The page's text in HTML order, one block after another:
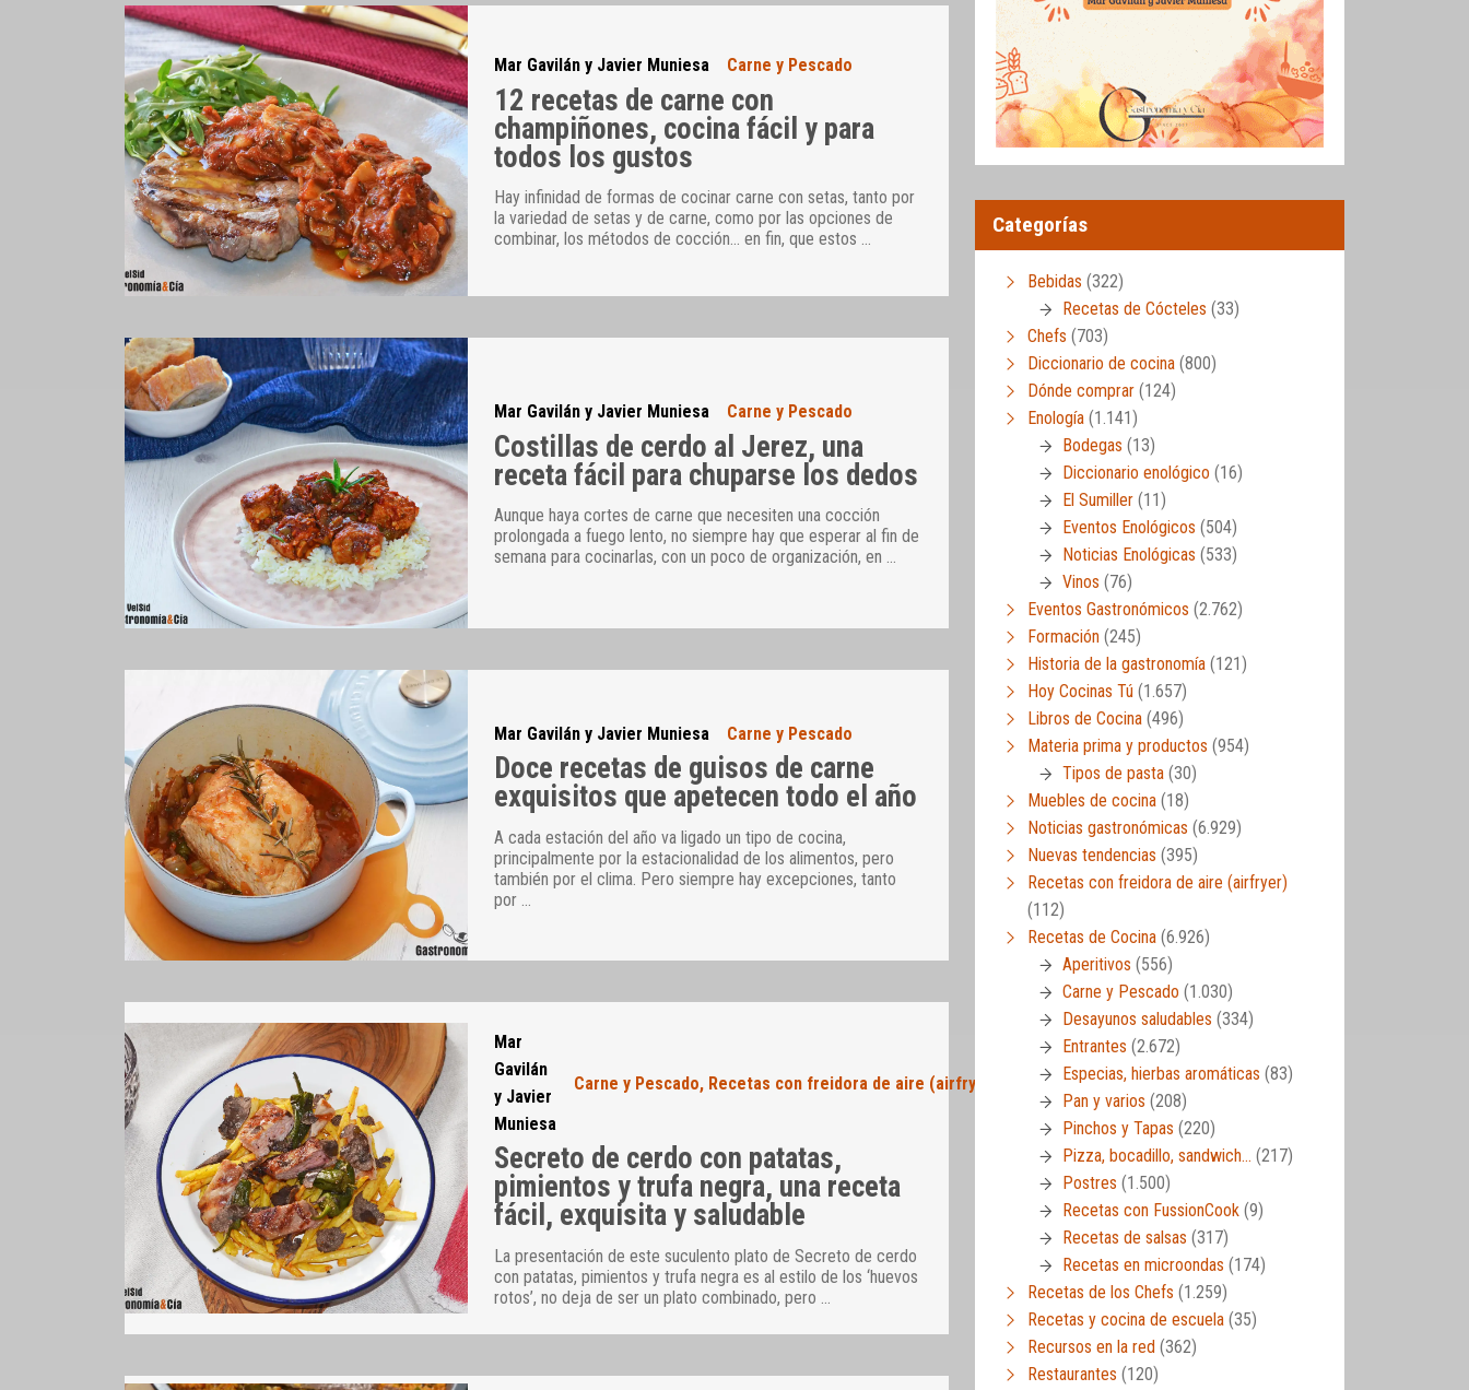
Mar Gavilán y Javier Muniesa Carne y Pescado
12 recetas de carne con
champiñones, cocina fácil y para
todos los gustos
Hay infinidad de formas de cocinar carne con setas, tanto por
la variedad de setas y de carne, como por las opciones de
combinar, los métodos de cocción… en fin, que estos …
Mar Gavilán y Javier Muniesa Carne y Pescado
Costillas de cerdo al Jerez, una
receta fácil para chuparse los dedos
Aunque haya cortes de carne que necesiten una cocción
prolongada a fuego lento, no siempre hay que esperar al fin de
semana para cocinarlas, con un poco de organización, en …
Mar Gavilán y Javier Muniesa Carne y Pescado
Doce recetas de guisos de carne
exquisitos que apetecen todo el año
A cada estación del año va ligado un tipo de cocina,
principalmente por la estacionalidad de los alimentos, pero
también por el clima. Pero siempre hay excepciones, tanto
por
Mar
Gavilán
y Javier
Muniesa
Carne y Pescado, Recetas con freidora de aire (airfryer)
Secreto de cerdo con patatas,
pimientos y trufa negra, una receta
fácil, exquisita y saludable
La presentación de este suculento plato de Secreto de cerdo
con patatas, pimientos y trufa negra es al estilo de los ‘huevos
rotos’, no deja de ser un plato combinado, pero …
Categorías
Bebidas (322)
Recetas de Cócteles (33)
Chefs (703)
Diccionario de cocina (800)
Dónde comprar (124)
Enología (1.141)
Bodegas (13)
Diccionario enológico (16)
El Sumiller (11)
Eventos Enológicos (504)
Noticias Enológicas (533)
Vinos (76)
Eventos Gastronómicos (2.762)
Formación (245)
Historia de la gastronomía (121)
Hoy Cocinas Tú (1.657)
Libros de Cocina (496)
Materia prima y productos (954)
Tipos de pasta (30)
Muebles de cocina (18)
Noticias gastronómicas (6.929)
Nuevas tendencias (395)
Recetas con freidora de aire (airfryer)
(112)
Recetas de Cocina (6.926)
Aperitivos (556)
Carne y Pescado (1.030)
Desayunos saludables (334)
Entrantes (2.672)
Especias, hierbas aromáticas (83)
Pan y varios (208)
Pinchos y Tapas (220)
Pizza, bocadillo, sandwich… (217)
Postres (1.500)
Recetas con FussionCook (9)
Recetas de salsas (317)
Recetas en microondas (174)
Recetas de los Chefs (1.259)
Recetas y cocina de escuela (35)
Recursos en la red (362)
Restaurantes (120)